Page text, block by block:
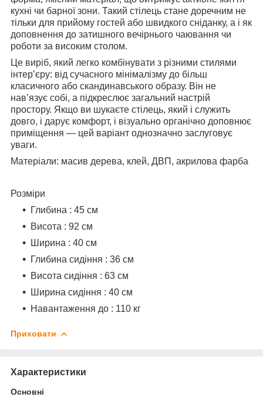
кухні чи барної зони. Такий стілець стане доречним не
тільки для прийому гостей або швидкого сніданку, а і як
доповнення до затишного вечірнього чаювання чи
роботи за високим столом.
Це виріб, який легко комбінувати з різними стилями
інтер’єру: від сучасного мінімалізму до більш
класичного або скандинавського образу. Він не
нав’язує собі, а підкреслює загальний настрій
простору. Якщо ви шукаєте стілець, який і служить
довго, і дарує комфорт, і візуально органічно доповнює
приміщення — цей варіант однозначно заслуговує
уваги.
Матеріали: масив дерева, клей, ДВП, акрилова фарба
Розміри
Глибина : 45 см
Висота : 92 см
Ширина : 40 см
Глибина сидіння : 36 см
Висота сидіння : 63 см
Ширина сидіння : 40 см
Навантаження до : 110 кг
Приховати
Характеристики
Основні